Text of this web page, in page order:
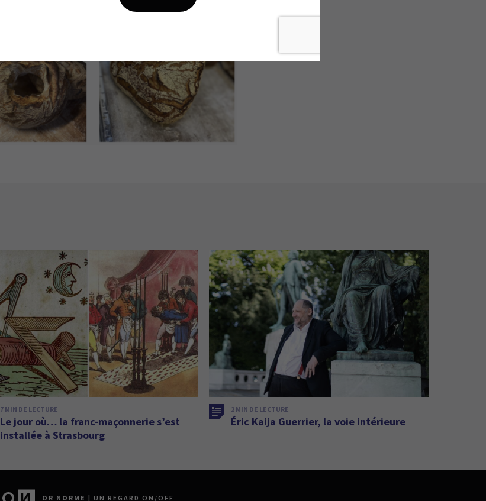
7 MIN DE LECTURE
Le jour où… la franc-maçonnerie s’est
installée à Strasbourg
2 MIN DE LECTURE
Éric Kaija Guerrier, la voie intérieure
OR NORME | UN REGARD ON/OFF